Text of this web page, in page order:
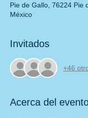
Pie de Gallo, 76224 Pie
México
Invitados
+46
Acerca del